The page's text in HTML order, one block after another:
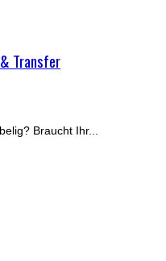
Transfer
Braucht Ihr...